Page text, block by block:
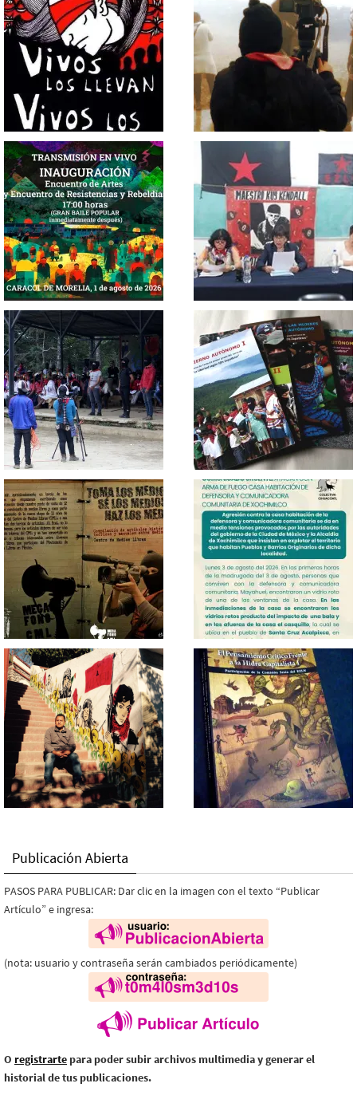
Publicación Abierta
PASOS PARA PUBLICAR: Dar clic en la imagen con el texto “Publicar
Artículo” e ingresa:
(nota: usuario y contraseña serán cambiados periódicamente)
O registrarte para poder subir archivos multimedia y generar el
historial de tus publicaciones.